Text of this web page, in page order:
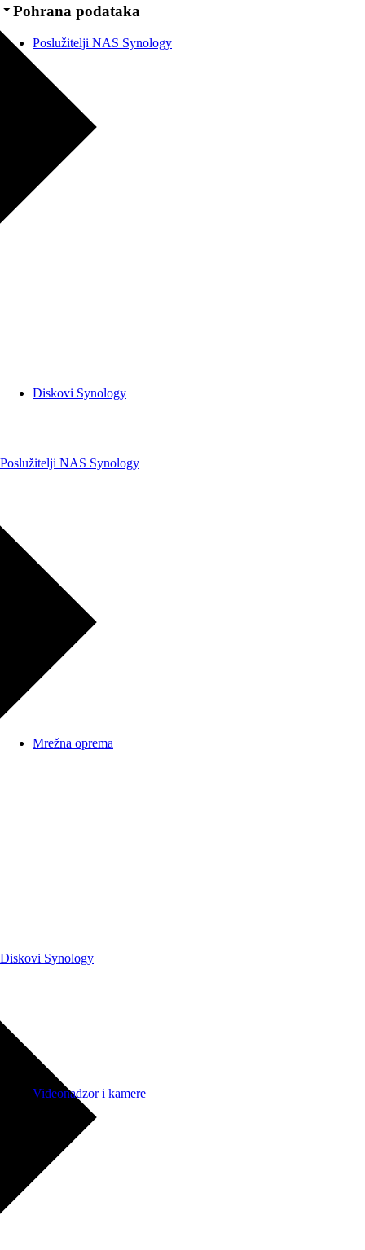
Poslužitelji NAS Synology
Diskovi Synology
Pohrana podataka
Poslužitelji NAS Synology
Diskovi Synology
Mrežna oprema
Videonadzor i kamere